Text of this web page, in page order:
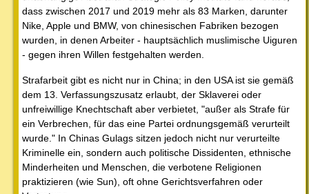
dass zwischen 2017 und 2019 mehr als 83 Marken, darunter
Nike, Apple und BMW, von chinesischen Fabriken bezogen
wurden, in denen Arbeiter - hauptsächlich muslimische Uiguren
- gegen ihren Willen festgehalten werden.
Strafarbeit gibt es nicht nur in China; in den USA ist sie gemäß
dem 13. Verfassungszusatz erlaubt, der Sklaverei oder
unfreiwillige Knechtschaft aber verbietet, "außer als Strafe für
ein Verbrechen, für das eine Partei ordnungsgemäß verurteilt
wurde." In Chinas Gulags sitzen jedoch nicht nur verurteilte
Kriminelle ein, sondern auch politische Dissidenten, ethnische
Minderheiten und Menschen, die verbotene Religionen
praktizieren (wie Sun), oft ohne Gerichtsverfahren oder